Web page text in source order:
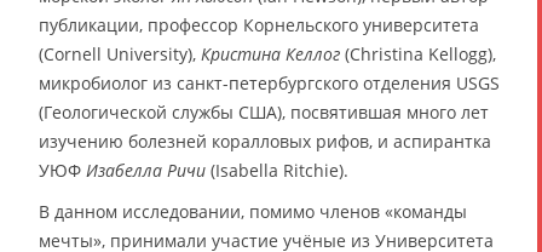
публикации, профессор Корнельского университета
(Cornell University), Кристина Келлог (Christina Kellogg),
микробиолог из санкт-петербургского отделения USGS
(Геологической службы США), посвятившая много лет
изучению болезней коралловых рифов, и аспирантка
УЮФ Изабелла Ричи (Isabella Ritchie).
В данном исследовании, помимо членов «команды
мечты», принимали участие учёные из Университета